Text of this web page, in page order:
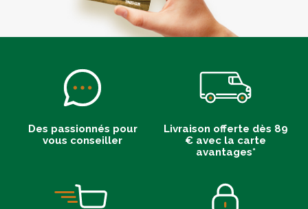
Des passionnés pour
vous conseiller
Livraison offerte dès 89
€ avec la carte
avantages*